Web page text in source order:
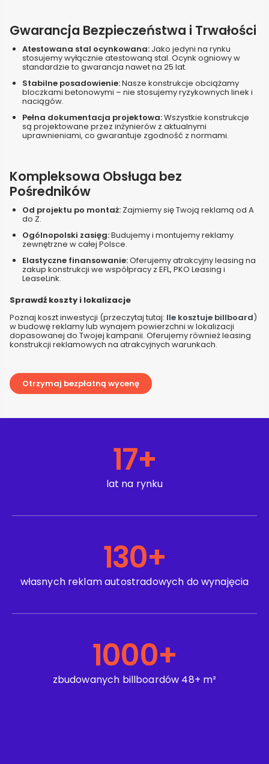
Gwarancja Bezpieczeństwa i Trwałości
Atestowana stal ocynkowana: Jako jedyni na rynku
stosujemy wyłącznie atestowaną stal. Ocynk ogniowy w
standardzie to gwarancja nawet na 25 lat.
Stabilne posadowienie:Nasze konstrukcje obciążamy
bloczkami betonowymi – nie stosujemy ryzykownych linek i
naciągów.
Pełna dokumentacja projektowa:Wszystkie konstrukcje
są projektowane przez inżynierów z aktualnymi
uprawnieniami, co gwarantuje zgodność z normami.
Kompleksowa Obsługa bez
Pośredników
Od projektu po montaż: Zajmiemy się Twoją reklamą od A
do Z.
Ogólnopolski zasięg:Budujemy i montujemy reklamy
zewnętrzne w całej Polsce.
Elastyczne finansowanie:Oferujemy atrakcyjny leasing na
zakup konstrukcji we współpracy z EFL, PKO Leasing i
LeaseLink.
Sprawdź koszty i lokalizacje
Poznaj koszt inwestycji (przeczytaj tutaj: Ile kosztuje billboard)
w budowę reklamy lub wynajem powierzchni w lokalizacji
dopasowanej do Twojej kampanii. Oferujemy również leasing
konstrukcji reklamowych na atrakcyjnych warunkach.
Otrzymaj bezpłatną wycenę
lat na rynku
17+
własnych reklam autostradowych do wynajęcia
130+
zbudowanych billboardów 48+ m²
1000+